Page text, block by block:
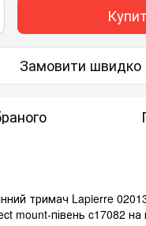
Замовити швидко
тримач Lapierre
mount-півень c17082 на